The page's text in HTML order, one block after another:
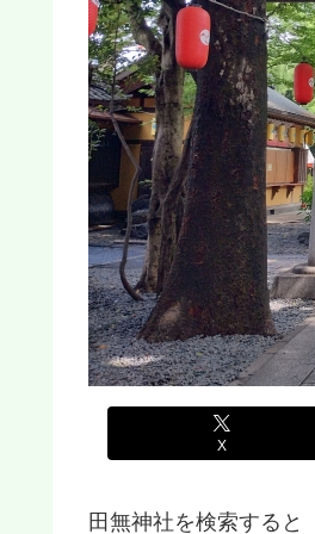
X
田無神社を検索すると